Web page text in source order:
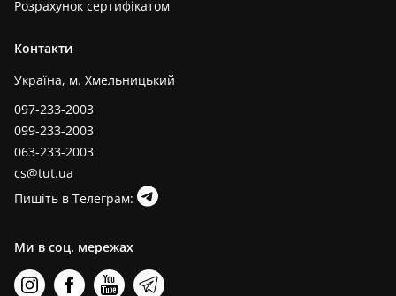
Розрахунок сертифікатом
Контакти
Україна, м. Хмельницький
097-233-2003
099-233-2003
063-233-2003
cs@tut.ua
Пишіть в Телеграм:
Ми в соц. мережах